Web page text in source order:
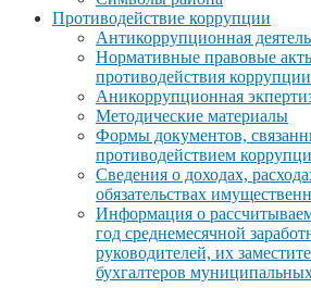
Противодействие коррупции
Антикоррупционная
Нормативные правовые
противодействия коррупции
Аникоррупционная
Методические материалы
Формы документов,
противодействием
Сведения о доходах,
обязательствах
Информация о
год среднемесячной
руководителей, их
бухгалтеров